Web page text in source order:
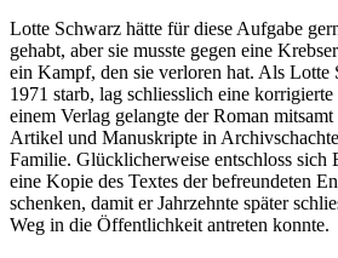
Lotte Schwarz hätte für diese Aufgabe
gehabt, aber sie musste gegen eine
ein Kampf, den sie verloren hat. Als Lotte
1971 starb, lag schliesslich eine korrigierte
einem Verlag gelangte der Roman
Artikel und Manuskripte in
Familie. Glücklicherweise entschloss sich
eine Kopie des Textes der befreundeten
schenken, damit er Jahrzehnte später
Weg in die Öffentlichkeit antreten konnte.